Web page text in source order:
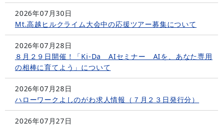
2026年07月30日
Mt.高越ヒルクライム大会中の応援ツアー募集について
2026年07月28日
８月２９日開催！「Ki-Da AIセミナー AIを、あなた専用
の相棒に育てよう」について
2026年07月28日
ハローワークよしのがわ求人情報（７月２３日発行分）
2026年07月27日